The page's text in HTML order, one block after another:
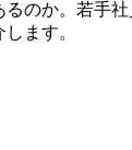
のか。若手
ます。